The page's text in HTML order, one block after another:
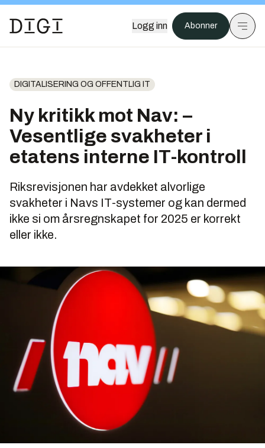
Logg inn Abonner
DIGITALISERING OG OFFENTLIG IT
Ny kritikk mot Nav: –
Vesentlige svakheter i
etatens interne IT-kontroll
Riksrevisjonen har avdekket alvorlige
svakheter i Navs IT-systemer og kan dermed
ikke si om årsregnskapet for 2025 er korrekt
eller ikke.